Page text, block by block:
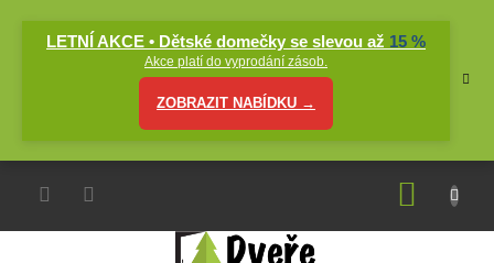
LETNÍ AKCE • Dětské domečky se slevou až 15 %
Akce platí do vyprodání zásob.
ZOBRAZIT NABÍDKU →